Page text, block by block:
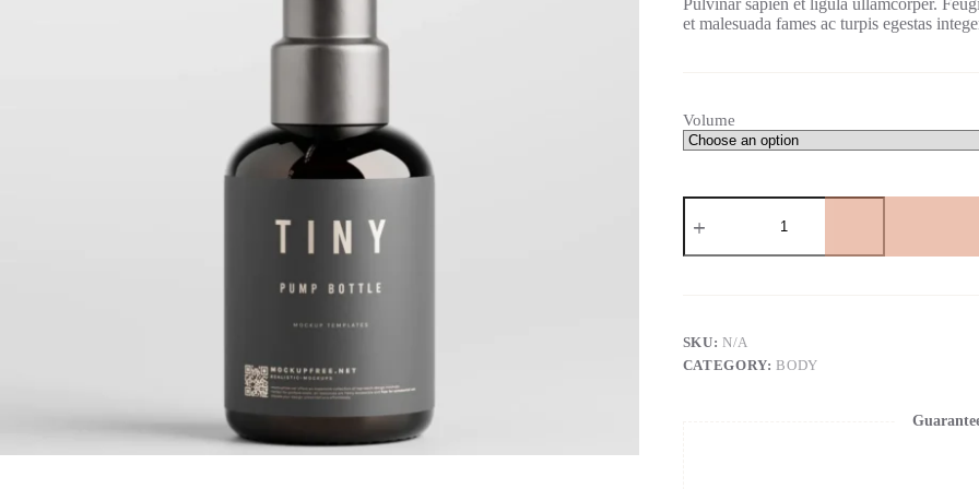
Pulvinar sapien et ligula ullamcorper.
et malesuada fames ac turpis egestas
Volume
Maecenas
Viverra
SKU:N/A
CATEGORY:BODY